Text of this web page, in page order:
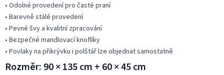
• Odolné provedení pro časté praní
• Barevně stálé provedení
• Pevné švy a kvalitní zpracování
• Bezpečné mandlovací knoflíky
• Povlaky na přikrývku i polštář lze objednat samostatně
Rozměr: 90 × 135 cm + 60 × 45 cm